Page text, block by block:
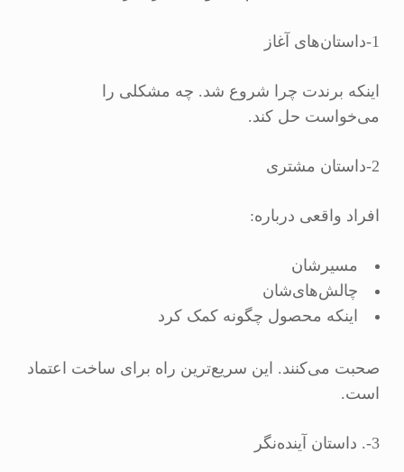
1-داستان‌های آغاز
اینکه برندت چرا شروع شد. چه مشکلی را
می‌خواست حل کند.
2-داستان مشتری
افراد واقعی درباره:
مسیرشان
چالش‌های‌شان
اینکه محصول چگونه کمک کرد
صحبت می‌کنند. این سریع‌ترین راه برای ساخت اعتماد
است.
3-. داستان آینده‌نگر